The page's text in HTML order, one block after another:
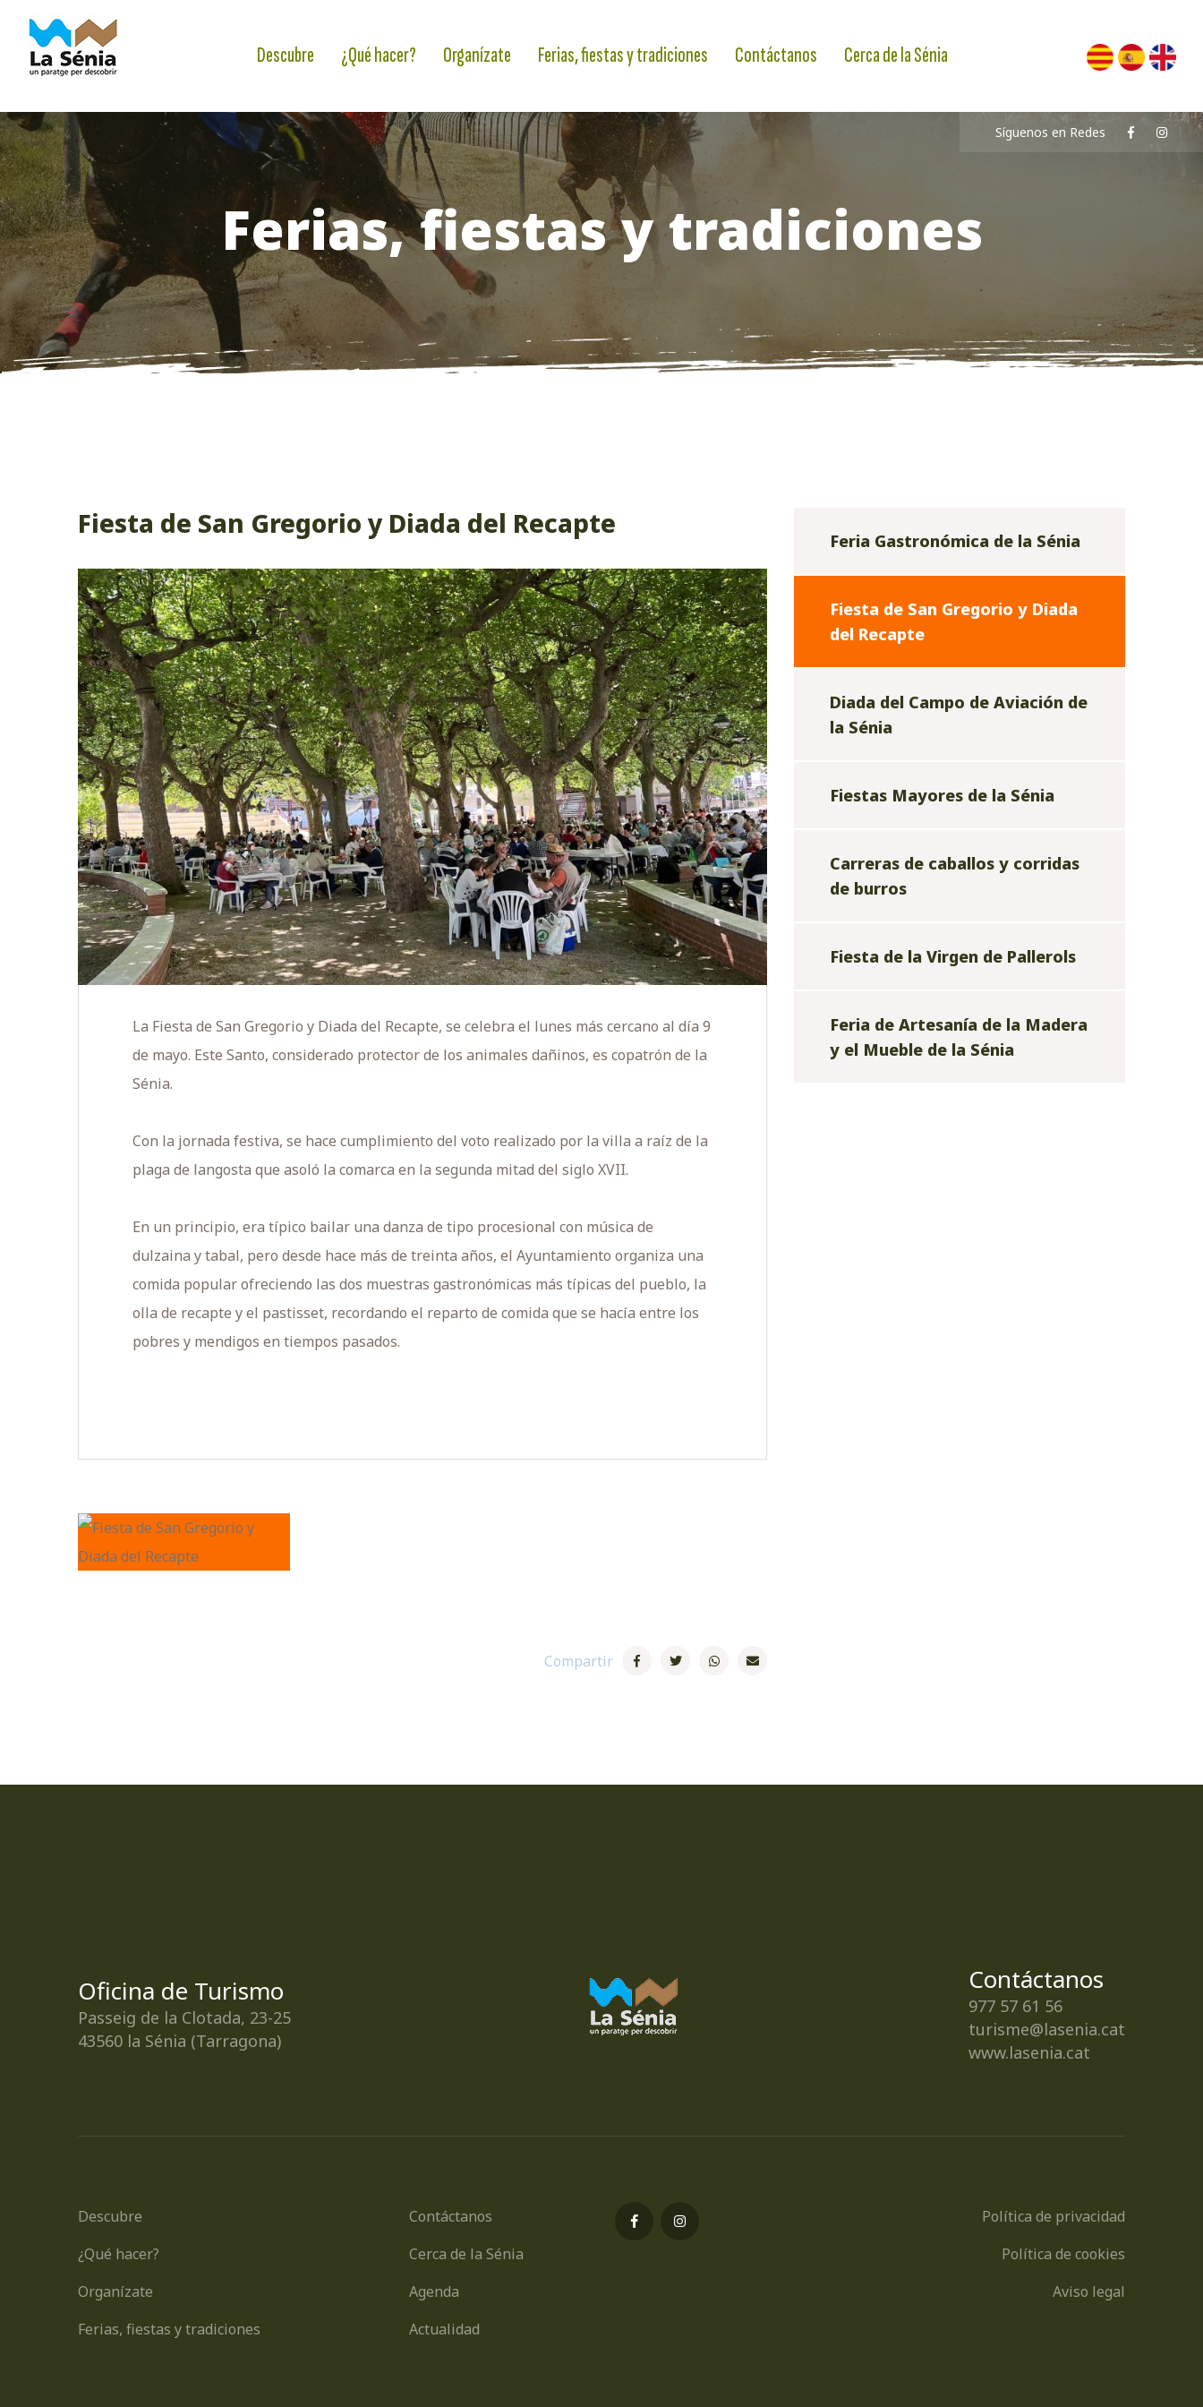
Descubre ¿Qué hacer? Organízate Ferias, fiestas y tradiciones Contáctanos Cerca de la Sénia
Ferias, fiestas y tradiciones
Síguenos en Redes
Fiesta de San Gregorio y Diada del Recapte
La Fiesta de San Gregorio y Diada del Recapte, se celebra el lunes más cercano al día 9
de mayo. Este Santo, considerado protector de los animales dañinos, es copatrón de la
Sénia.
Con la jornada festiva, se hace cumplimiento del voto realizado por la villa a raíz de la
plaga de langosta que asoló la comarca en la segunda mitad del siglo XVII.
En un principio, era típico bailar una danza de tipo procesional con música de
dulzaina y tabal, pero desde hace más de treinta años, el Ayuntamiento organiza una
comida popular ofreciendo las dos muestras gastronómicas más típicas del pueblo, la
olla de recapte y el pastisset, recordando el reparto de comida que se hacía entre los
pobres y mendigos en tiempos pasados.
Compartir
Feria Gastronómica de la Sénia
Fiesta de San Gregorio y Diada
del Recapte
Diada del Campo de Aviación de
la Sénia
Fiestas Mayores de la Sénia
Carreras de caballos y corridas
de burros
Fiesta de la Virgen de Pallerols
Feria de Artesanía de la Madera
y el Mueble de la Sénia
Oficina de Turismo
Passeig de la Clotada, 23-25
43560 la Sénia (Tarragona)
Contáctanos
977 57 61 56
turisme@lasenia.cat
www.lasenia.cat
Descubre
¿Qué hacer?
Organízate
Ferias, fiestas y tradiciones
Contáctanos
Cerca de la Sénia
Agenda
Actualidad
Política de privacidad
Política de cookies
Aviso legal